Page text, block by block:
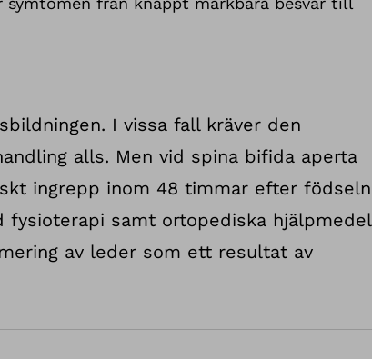
I vissa fall kräver den
alls. Men vid spina bifida aperta
ingrepp inom 48 timmar efter födseln
fysioterapi samt ortopediska hjälpmedel
av leder som ett resultat av